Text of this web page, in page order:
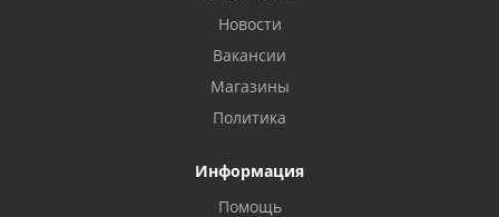
Новости
Вакансии
Магазины
Политика
Информация
Помощь